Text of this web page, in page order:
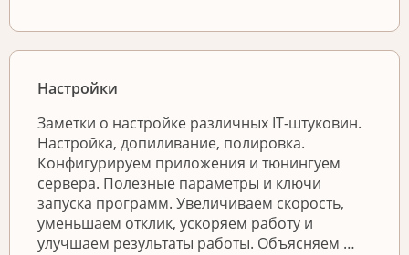
Настройки
Заметки о настройке различных IT-штуковин.
Настройка, допиливание, полировка.
Конфигурируем приложения и тюнингуем
сервера. Полезные параметры и ключи
запуска программ. Увеличиваем скорость,
уменьшаем отклик, ускоряем работу и
улучшаем результаты работы. Объясняем …